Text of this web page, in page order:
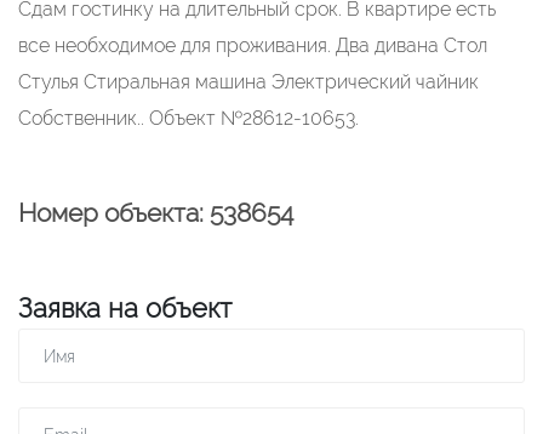
Сдам гостинку на длительный срок. В квартире есть
все необходимое для проживания. Два дивана Стол
Стулья Стиральная машина Электрический чайник
Собственник.. Объект №28612-10653.
Номер объекта: 538654
Заявка на объект